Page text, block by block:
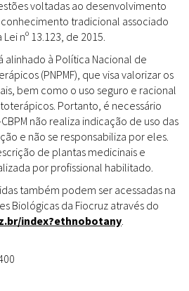
voltadas ao desenvolvimento
tradicional associado
nº 13.123, de 2015.
alinhado à Política Nacional de
(PNPMF), que visa valorizar os
bem como o uso seguro e racional
Portanto, é necessário
não realiza indicação de uso das
e não se responsabiliza por eles.
de plantas medicinais e
por profissional habilitado.
também podem ser acessadas na
Biológicas da Fiocruz através do
index?ethnobotany.